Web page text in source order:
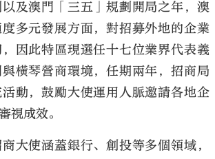
以及澳門「三五」規劃開局之年，澳
多元發展方面，對招募外地的企業
因此特區現選任十七位業界代表義
橫琴營商環境，任期兩年，招商局
動，鼓勵大使運用人脈邀請各地企
視成效。
大使涵蓋銀行、創投等多個領域，